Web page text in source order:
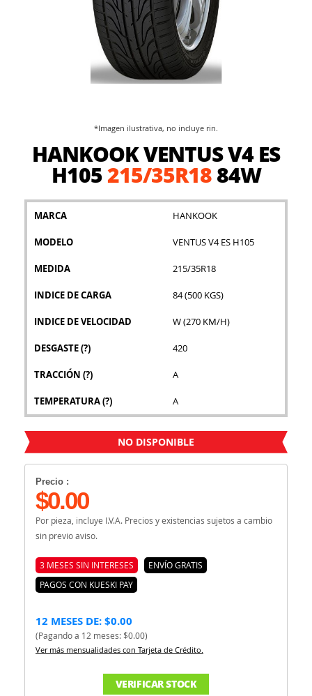
HANKOOK VENTUS V4 ES
H105215/35R1884W
MARCA HANKOOK
MODELO VENTUS V4 ES H105
MEDIDA 215/35R18
INDICE DE CARGA 84 (500 KGS)
INDICE DE VELOCIDAD W (270 KM/H)
DESGASTE(?) 420
TRACCIÓN (?) A
TEMPERATURA(?) A
NO DISPONIBLE
Precio :
$0.00
Por pieza, incluye I.V.A. Precios y existencias sujetos a cambio
sin previo aviso.
3 MESES SIN INTERESES
ENVÍO GRATIS
PAGOS CON KUESKI PAY
12 MESES DE: $0.00
(Pagando a 12 meses: $0.00)
Ver más mensualidades con Tarjeta de Crédito.
VERIFICAR STOCK
*Imagen ilustrativa, no incluye rin.
comienzo
galería
imágenes